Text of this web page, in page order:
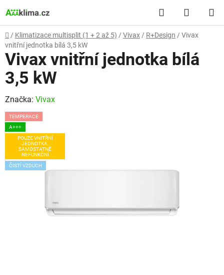
na
obsah
Hledat
KOŠÍK
Domů
/ Klimatizace multisplit (1 + 2 až 5) / Vivax / R+Design / Vivax
vnitřní jednotka bílá 3,5 kW
Vivax vnitřní jednotka bílá
3,5 kW
Značka: Vivax
TEMPERACE
A+++
POUZE VNITŘNÍ
JEDNOTKA,
SAMOSTATNĚ
NEFUNKČNÍ
ČISTÍ VZDUCH